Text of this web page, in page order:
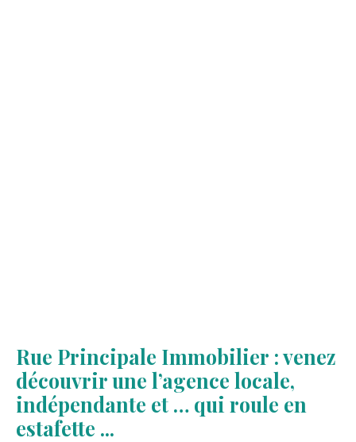
Rue Principale Immobilier : venez
découvrir une l’agence locale,
indépendante et … qui roule en
estafette ...